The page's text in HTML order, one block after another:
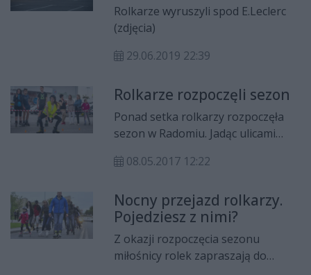
Rolkarze wyruszyli spod E.Leclerc
(zdjęcia)
29.06.2019 22:39
Rolkarze rozpoczęli sezon
Ponad setka rolkarzy rozpoczęła
sezon w Radomiu. Jadąc ulicami
kilometrów. Pogoda dopisała; w
08.05.2017 12:22
Nocny przejazd rolkarzy.
Pojedziesz z nimi?
Z okazji rozpoczęcia sezonu
miłośnicy rolek zapraszają do